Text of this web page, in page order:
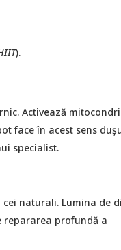
).
Activează
face în acest sens
specialist.
naturali. Lumina de
repararea profundă a